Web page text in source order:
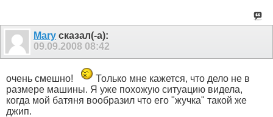
Mary сказал(-а):
09.09.2008 08:42
очень смешно!
Только мне кажется, что дело не в
размере машины. Я уже похожую ситуацию видела,
когда мой батяня вообразил что его "жучка" такой же
джип.